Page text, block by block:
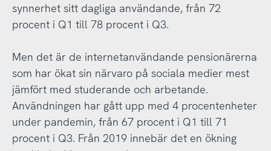
synnerhet sitt dagliga användande, från 72
procent i Q1 till 78 procent i Q3.
Men det är de internetanvändande pensionärerna
som har ökat sin närvaro på sociala medier mest
jämfört med studerande och arbetande.
Användningen har gått upp med 4 procentenheter
under pandemin, från 67 procent i Q1 till 71
procent i Q3. Från 2019 innebär det en ökning